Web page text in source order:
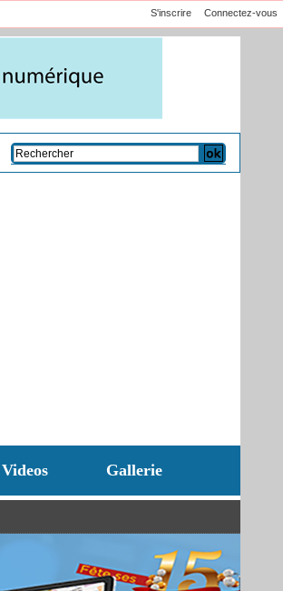
Connectez-vous
S'inscrire
Bignona : un commerçant retrouvé mort dans son dépôt
Videos Gallerie